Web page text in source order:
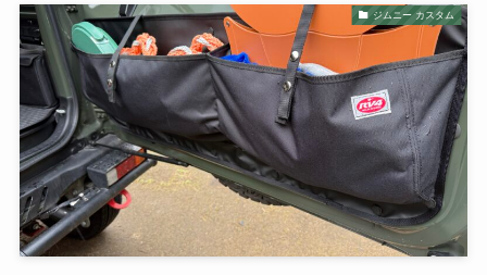
ジムニー カスタム